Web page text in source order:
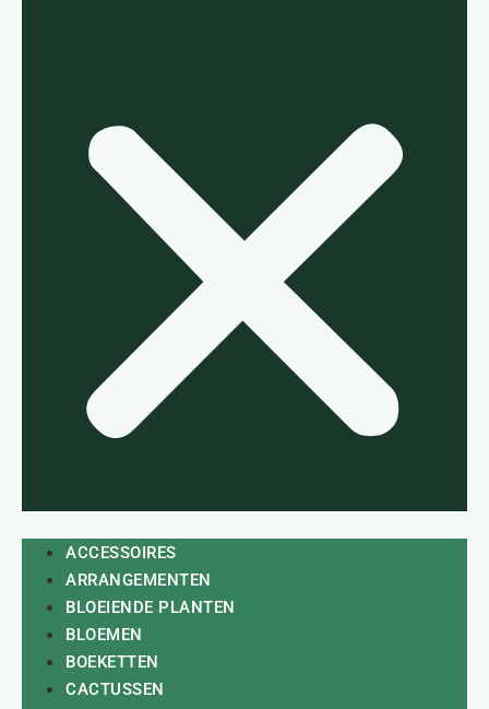
ACCESSOIRES
ARRANGEMENTEN
BLOEIENDE PLANTEN
BLOEMEN
BOEKETTEN
CACTUSSEN